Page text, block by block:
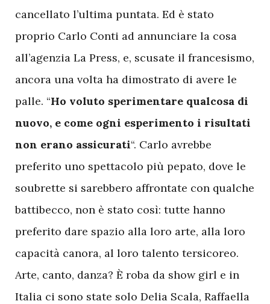
cancellato l’ultima puntata. Ed è stato
proprio Carlo Conti ad annunciare la cosa
all’agenzia La Press, e, scusate il francesismo,
ancora una volta ha dimostrato di avere le
palle. “Ho voluto sperimentare qualcosa di
nuovo, e come ogni esperimento i risultati
non erano assicurati“. Carlo avrebbe
preferito uno spettacolo più pepato, dove le
soubrette si sarebbero affrontate con qualche
battibecco, non è stato così: tutte hanno
preferito dare spazio alla loro arte, alla loro
capacità canora, al loro talento tersicoreo.
Arte, canto, danza? È roba da show girl e in
Italia ci sono state solo Delia Scala, Raffaella